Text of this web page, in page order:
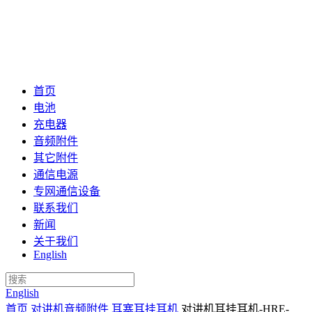
首页
电池
充电器
音频附件
其它附件
通信电源
专网通信设备
联系我们
新闻
关于我们
English
English
首页 对讲机音频附件 耳塞耳挂耳机 对讲机耳挂耳机-HRE-